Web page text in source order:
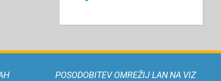
POSODOBITEV OMREŽIJ LAN NA VIZ